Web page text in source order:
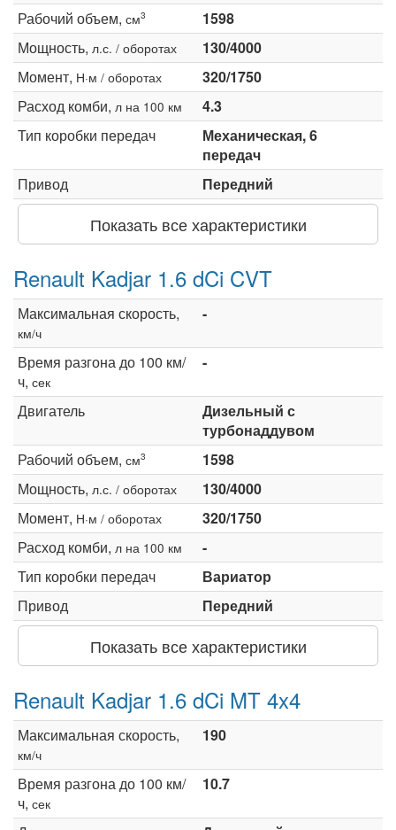
Рабочий объем, см3
1598
Мощность, л.с. / оборотах
130/4000
Момент, Н·м / оборотах
320/1750
Расход комби, л на 100 км
4.3
Тип коробки передач
Механическая, 6
передач
Привод
Передний
Показать все характеристики
Renault Kadjar 1.6 dCi CVT
Максимальная скорость,
км/ч
-
Время разгона до 100 км/
ч, сек
-
Двигатель
Дизельный с
турбонаддувом
Рабочий объем, см3
1598
Мощность, л.с. / оборотах
130/4000
Момент, Н·м / оборотах
320/1750
Расход комби, л на 100 км
-
Тип коробки передач
Вариатор
Привод
Передний
Показать все характеристики
Renault Kadjar 1.6 dCi MT 4x4
Максимальная скорость,
км/ч
190
Время разгона до 100 км/
ч, сек
10.7